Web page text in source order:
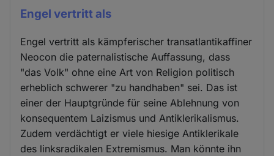
Engel vertritt als
Engel vertritt als kämpferischer transatlantikaffiner
Neocon die paternalistische Auffassung, dass
"das Volk" ohne eine Art von Religion politisch
erheblich schwerer "zu handhaben" sei. Das ist
einer der Hauptgründe für seine Ablehnung von
konsequentem Laizismus und Antiklerikalismus.
Zudem verdächtigt er viele hiesige Antiklerikale
des linksradikalen Extremismus. Man könnte ihn